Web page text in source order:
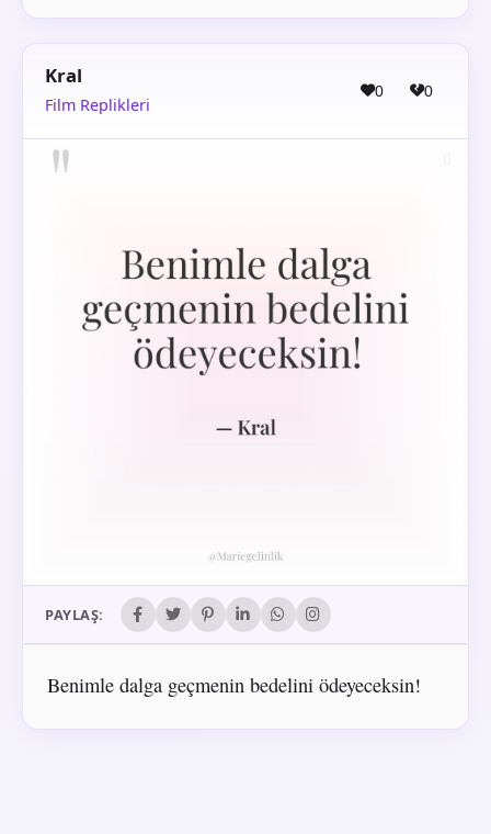
Kral
Film Replikleri
0 0
PAYLAŞ:
Benimle dalga geçmenin bedelini ödeyeceksin!